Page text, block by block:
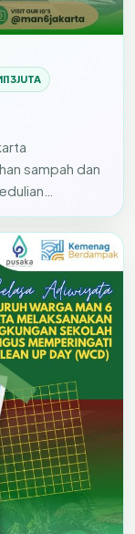
sampah dan